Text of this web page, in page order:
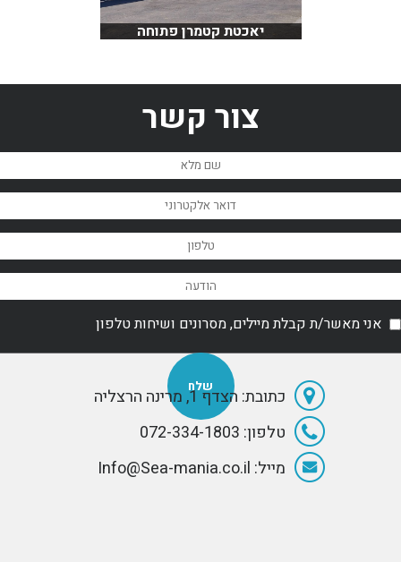
יאכטת קטמרן פתוחה
צור קשר
אני מאשר/ת קבלת מיילים, מסרונים ושיחות טלפון
כתובת: הצדף 1, מרינה הרצליה
טלפון: 072-334-1803
מייל: Info@Sea-mania.co.il